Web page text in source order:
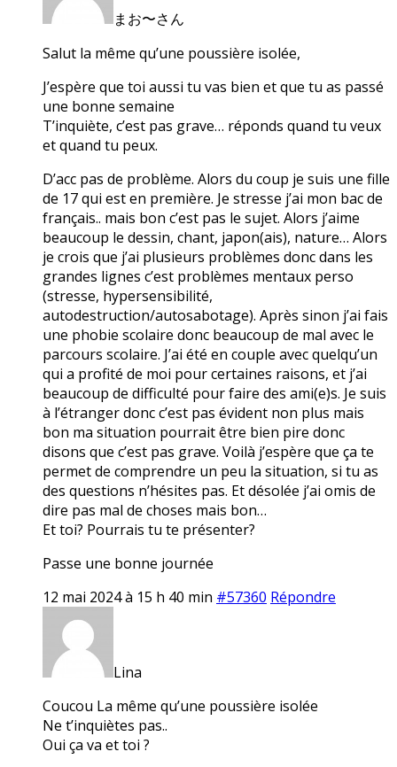
まお〜さん
Salut la même qu’une poussière isolée,
J’espère que toi aussi tu vas bien et que tu as passé
une bonne semaine
T’inquiète, c’est pas grave… réponds quand tu veux
et quand tu peux.
D’acc pas de problème. Alors du coup je suis une fille
de 17 qui est en première. Je stresse j’ai mon bac de
français.. mais bon c’est pas le sujet. Alors j’aime
beaucoup le dessin, chant, japon(ais), nature… Alors
je crois que j’ai plusieurs problèmes donc dans les
grandes lignes c’est problèmes mentaux perso
(stresse, hypersensibilité,
autodestruction/autosabotage). Après sinon j’ai fais
une phobie scolaire donc beaucoup de mal avec le
parcours scolaire. J’ai été en couple avec quelqu’un
qui a profité de moi pour certaines raisons, et j’ai
beaucoup de difficulté pour faire des ami(e)s. Je suis
à l’étranger donc c’est pas évident non plus mais
bon ma situation pourrait être bien pire donc
disons que c’est pas grave. Voilà j’espère que ça te
permet de comprendre un peu la situation, si tu as
des questions n’hésites pas. Et désolée j’ai omis de
dire pas mal de choses mais bon…
Et toi? Pourrais tu te présenter?
Passe une bonne journée
12 mai 2024 à 15 h 40 min #57360 Répondre
Lina
Coucou La même qu’une poussière isolée
Ne t’inquiètes pas..
Oui ça va et toi ?